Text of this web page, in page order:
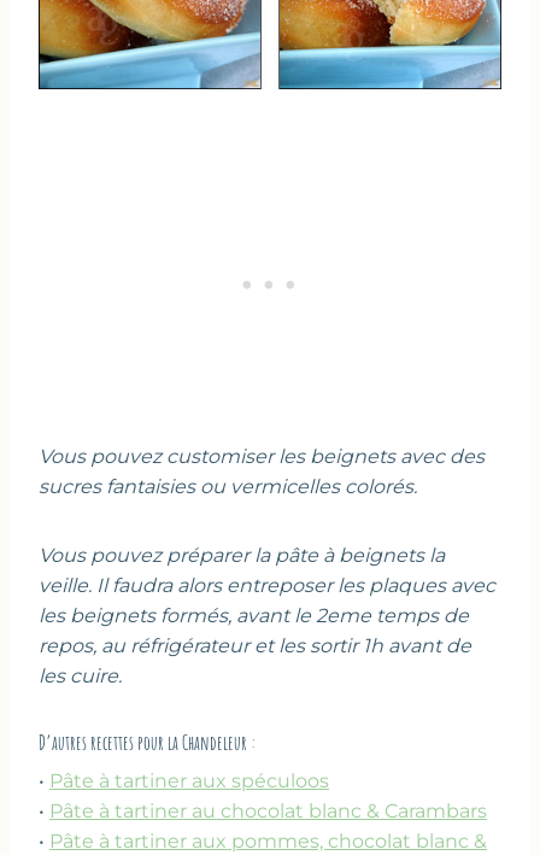
Vous pouvez customiser les beignets avec des
sucres fantaisies ou vermicelles colorés.
Vous pouvez préparer la pâte à beignets la
veille. Il faudra alors entreposer les plaques avec
les beignets formés, avant le 2eme temps de
repos, au réfrigérateur et les sortir 1h avant de
les cuire.
D’autres recettes pour la Chandeleur :
• Pâte à tartiner aux spéculoos
• Pâte à tartiner au chocolat blanc & Carambars
• Pâte à tartiner aux pommes, chocolat blanc &